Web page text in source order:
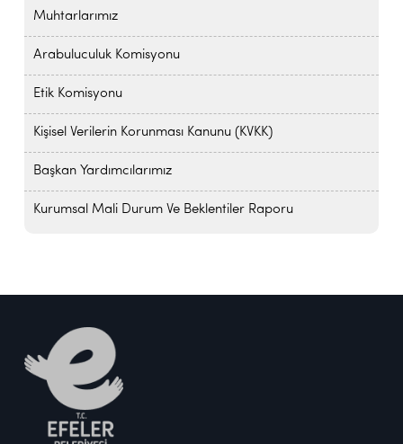
Muhtarlarımız
Arabuluculuk Komisyonu
Etik Komisyonu
Kişisel Verilerin Korunması Kanunu (KVKK)
Başkan Yardımcılarımız
Kurumsal Mali Durum Ve Beklentiler Raporu